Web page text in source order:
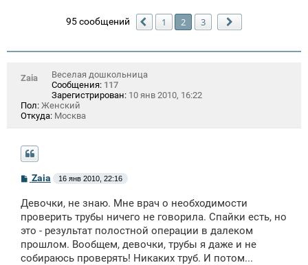
95 сообщений Пред.
1 2 3
Zaia
Веселая дошкольница
Сообщения: 117
Зарегистрирован: 10 янв 2010, 16:22
Пол: Женский
Откуда: Москва
С
б
щ
е
н
и
Zaia 16 янв 2010, 22:16
Девочки, не знаю. Мне врач о необходимости
проверить трубы ничего не говорила. Спайки есть, но
это - результат полостной операции в далеком
прошлом. Вообщем, девочки, трубы я даже и не
собираюсь проверять! Никаких труб. И потом...